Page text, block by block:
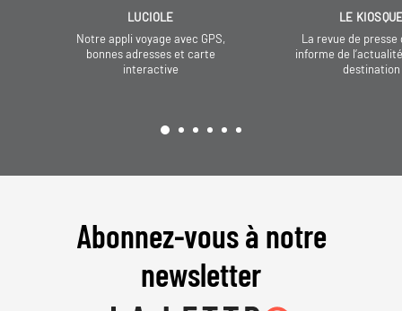
LUCIOLE
Notre appli voyage avec GPS,
bonnes adresses et carte
interactive
LE
La revue de presse
informe de
destination
Abonnez-vous à notre
newsletter